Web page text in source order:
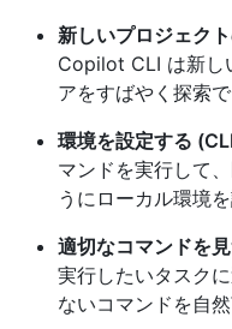
新しいプロジェク
Copilot CLI は新し
アをすばやく探索
環境を設定する
マンドを実行して
うにローカル環境
適切なコマンドを見
実行したいタスク
ないコマンドを自